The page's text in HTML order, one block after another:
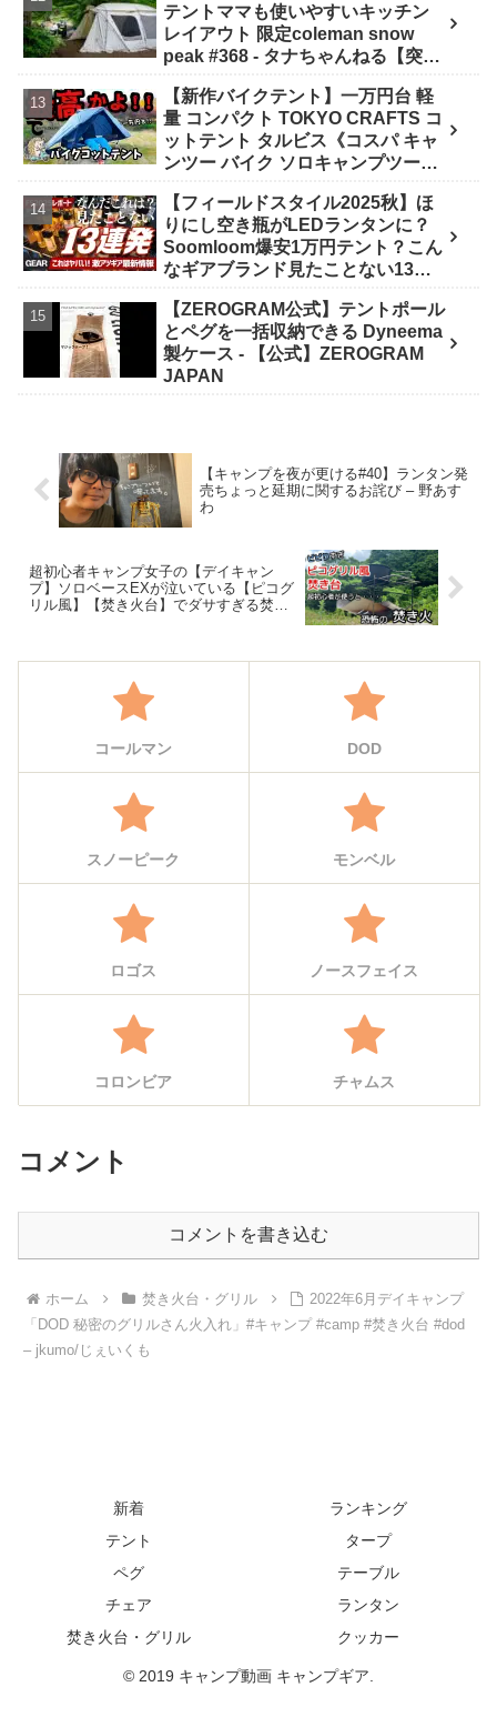
テントママも使いやすいキッチン
レイアウト 限定coleman snow
peak #368 - タナちゃんねる【突撃
【新作バイクテント】一万円台 軽
量 コンパクト TOKYO CRAFTS コ
ットテント タルビス《コスパ キャ
ンツー バイク ソロキャンプツーリ
リー 選び方》 - ｺﾝﾊﾟｸﾄｷﾞｱ紹介★バ
イク野営部
【フィールドスタイル2025秋】ほ
りにし空き瓶がLEDランタンに？
Soomloom爆安1万円テント？こん
なギアブランド見たことない13連
Outdoor News24
【ZEROGRAM公式】テントポール
とペグを一括収納できる Dyneema
製ケース - 【公式】ZEROGRAM
JAPAN
【キャンプを夜が更ける#40】ランタン発
売ちょっと延期に関するお詫び – 野あす
わ
超初心者キャンプ女子の【デイキャン
プ】ソロベースEXが泣いている【ピコグ
リル風】【焚き火台】でダサすぎる焚き
コールマン DOD
スノーピーク モンベル
ロゴス ノースフェイス
コロンビア チャムス
コメント
コメントを書き込む
ホーム 焚き火台・グリル
2022年6月デイキャンプ
「DOD 秘密のグリルさん火入れ」#キャンプ #camp #焚き火台 #dod
– jkumo/じぇいくも
新着
ランキング
テント
タープ
ペグ
テーブル
チェア
ランタン
焚き火台・グリル
クッカー
© 2019 キャンプ動画 キャンプギア.